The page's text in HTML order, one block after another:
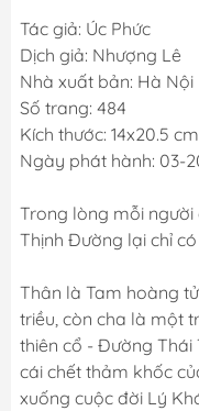
Tác giả: Úc Phức
Dịch giả: Nhượng Lê
Nhà xuất bản: Hà Nội
Số trang: 484
Kích thước: 14x20.5 cm
Ngày phát hành: 03-
Trong lòng mỗi
Thịnh Đường lại chỉ
Thân là Tam hoàng
triều, còn cha là một
thiên cổ - Đường Thái
cái chết thảm khốc
xuống cuộc đời Lý